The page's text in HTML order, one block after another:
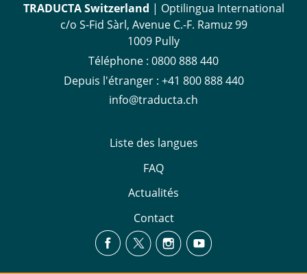
TRADUCTA Switzerland | Optilingua International
c/o S-Fid Sàrl, Avenue C.-F. Ramuz 99
1009 Pully
Téléphone : 0800 888 440
Depuis l'étranger : +41 800 888 440
info@traducta.ch
Liste des langues
FAQ
Actualités
Contact